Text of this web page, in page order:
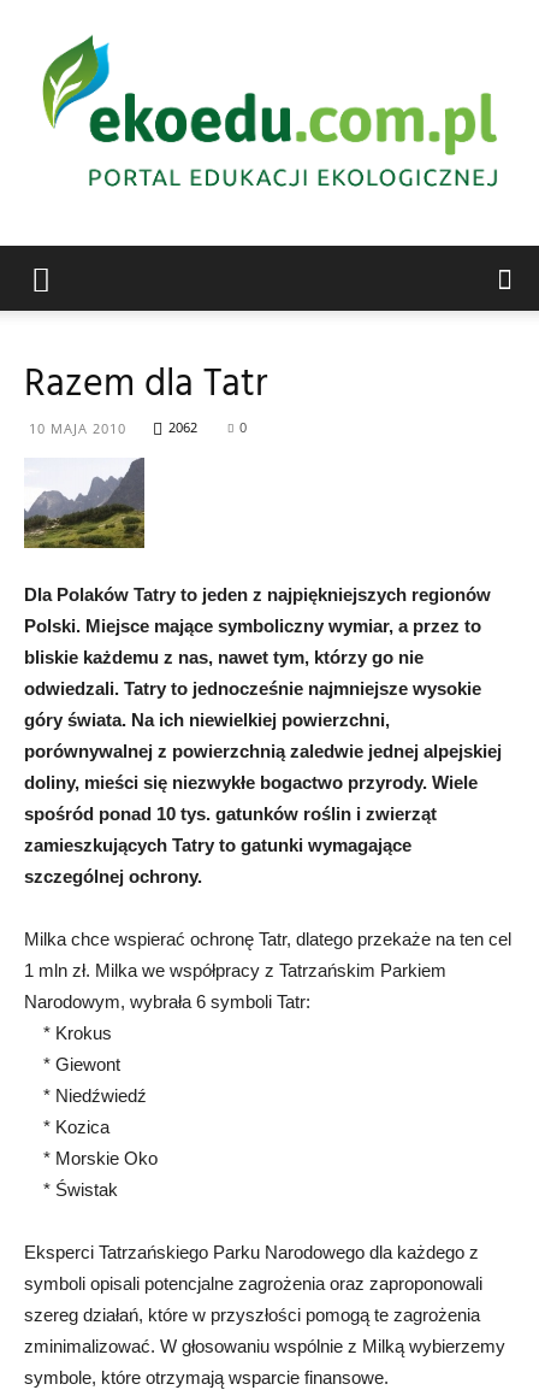
Razem dla Tatr
10 MAJA 2010 2062 0
Dla Polaków Tatry to jeden z najpiękniejszych regionów
Polski. Miejsce mające symboliczny wymiar, a przez to
bliskie każdemu z nas, nawet tym, którzy go nie
odwiedzali. Tatry to jednocześnie najmniejsze wysokie
góry świata. Na ich niewielkiej powierzchni,
porównywalnej z powierzchnią zaledwie jednej alpejskiej
doliny, mieści się niezwykłe bogactwo przyrody. Wiele
spośród ponad 10 tys. gatunków roślin i zwierząt
zamieszkujących Tatry to gatunki wymagające
szczególnej ochrony.
Milka chce wspierać ochronę Tatr, dlatego przekaże na ten cel
1 mln zł. Milka we współpracy z Tatrzańskim Parkiem
Narodowym, wybrała 6 symboli Tatr:
* Krokus
* Giewont
* Niedźwiedź
* Kozica
* Morskie Oko
* Świstak
Eksperci Tatrzańskiego Parku Narodowego dla każdego z
symboli opisali potencjalne zagrożenia oraz zaproponowali
szereg działań, które w przyszłości pomogą te zagrożenia
zminimalizować. W głosowaniu wspólnie z Milką wybierzemy
symbole, które otrzymają wsparcie finansowe.